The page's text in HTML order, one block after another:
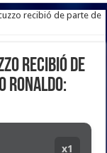
recibió de parte de
recibió de
Ronaldo:
x1